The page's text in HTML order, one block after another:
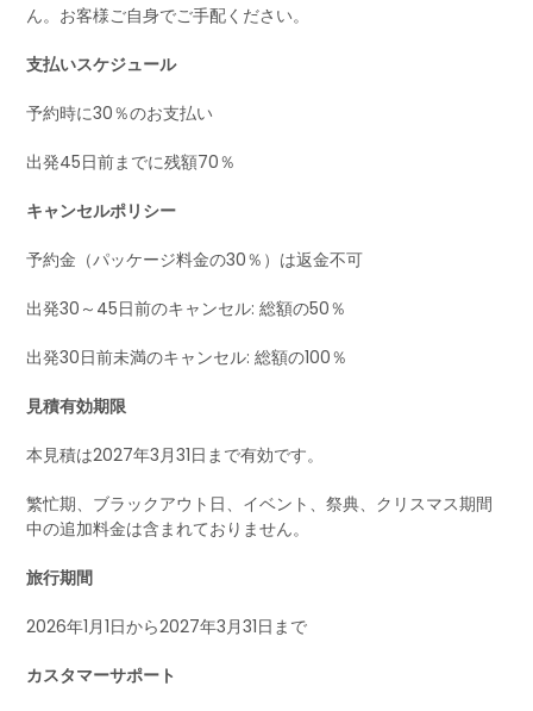
ん。お客様ご自身でご手配ください。
支払いスケジュール
予約時に30％のお支払い
出発45日前までに残額70％
キャンセルポリシー
予約金（パッケージ料金の30％）は返金不可
出発30～45日前のキャンセル: 総額の50％
出発30日前未満のキャンセル: 総額の100％
見積有効期限
本見積は2027年3月31日まで有効です。
繁忙期、ブラックアウト日、イベント、祭典、クリスマス期間
中の追加料金は含まれておりません。
旅行期間
2026年1月1日から2027年3月31日まで
カスタマーサポート